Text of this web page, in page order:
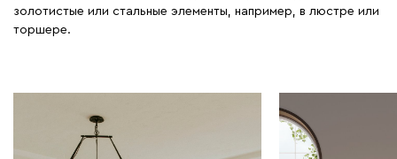
золотистые или стальные элементы, например, в люстре или
торшере.